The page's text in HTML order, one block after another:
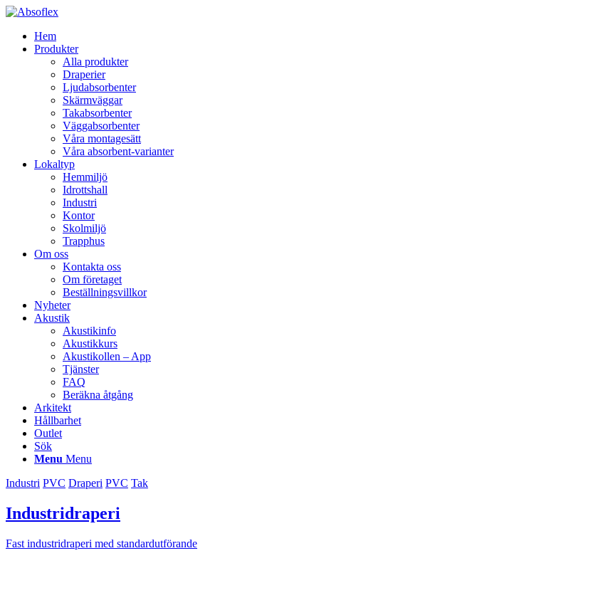
Hem
Produkter
Alla produkter
Draperier
Ljudabsorbenter
Skärmväggar
Takabsorbenter
Väggabsorbenter
Våra montagesätt
Våra absorbent-varianter
Lokaltyp
Hemmiljö
Idrottshall
Industri
Kontor
Skolmiljö
Trapphus
Om oss
Kontakta oss
Om företaget
Beställningsvillkor
Nyheter
Akustik
Akustikinfo
Akustikkurs
Akustikollen – App
Tjänster
FAQ
Beräkna åtgång
Arkitekt
Hållbarhet
Outlet
Sök
Menu Menu
Industri PVC Draperi PVC Tak
Industridraperi
Fast industridraperi med standardutförande